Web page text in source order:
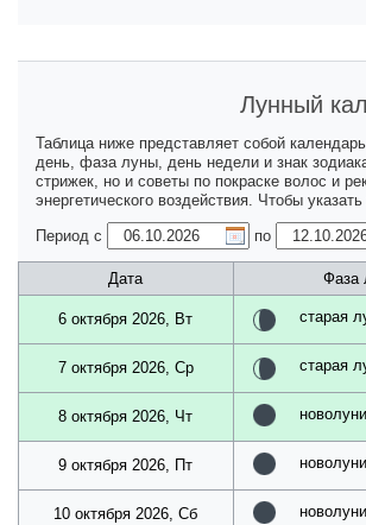
Лунный
Таблица ниже представляет собой
день, фаза луны, день недели и знак
стрижек, но и советы по покраске волос и
энергетического воздействия. Чтобы
Период с
по
Дата Фаза
6 октября 2026, Вт старая
7 октября 2026, Ср старая
8 октября 2026, Чт
9 октября 2026, Пт
10 октября 2026, Сб